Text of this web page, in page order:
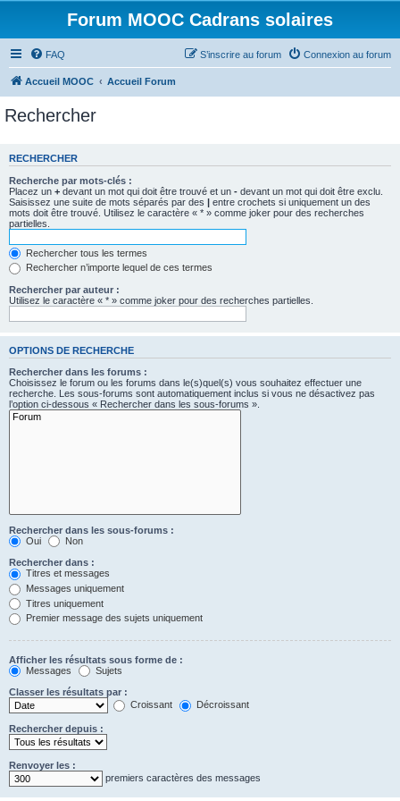
Forum MOOC Cadrans solaires
FAQ Connexion au forum
S’inscrire au forum
Accueil MOOC Accueil Forum
Rechercher
RECHERCHER
Recherche par mots-clés :
Placez un + devant un mot qui doit être trouvé et un - devant un mot qui doit être exclu.
Saisissez une suite de mots séparés par des | entre crochets si uniquement un des
mots doit être trouvé. Utilisez le caractère « * » comme joker pour des recherches
partielles.
Rechercher tous les termes
Rechercher n’importe lequel de ces termes
Rechercher par auteur :
Utilisez le caractère « * » comme joker pour des recherches partielles.
OPTIONS DE RECHERCHE
Rechercher dans les forums :
Choisissez le forum ou les forums dans le(s)quel(s) vous souhaitez effectuer une
recherche. Les sous-forums sont automatiquement inclus si vous ne désactivez pas
l’option ci-dessous « Rechercher dans les sous-forums ».
Rechercher dans les sous-forums :
Oui
Non
Rechercher dans :
Titres et messages
Messages uniquement
Titres uniquement
Premier message des sujets uniquement
Afficher les résultats sous forme de :
Messages
Sujets
Classer les résultats par :
Croissant
Décroissant
Rechercher depuis :
Renvoyer les :
premiers caractères des messages